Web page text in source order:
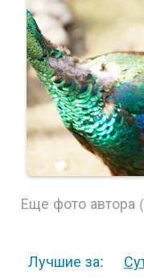
Еще фото автора
Лучшие за: